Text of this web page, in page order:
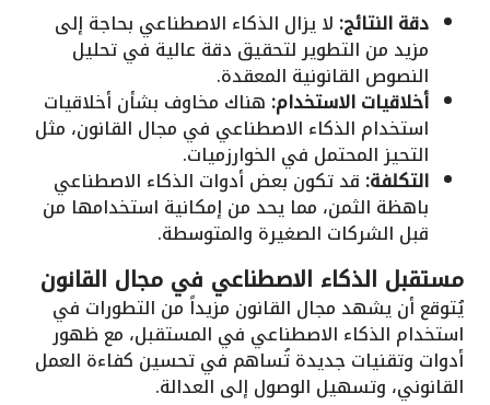
دقة النتائج: لا يزال الذكاء الاصطناعي بحاجة إلى
مزيد من التطوير لتحقيق دقة عالية في تحليل
النصوص القانونية المعقدة.
أخلاقيات الاستخدام: هناك مخاوف بشأن أخلاقيات
استخدام الذكاء الاصطناعي في مجال القانون، مثل
التحيز المحتمل في الخوارزميات.
التكلفة: قد تكون بعض أدوات الذكاء الاصطناعي
باهظة الثمن، مما يحد من إمكانية استخدامها من
قبل الشركات الصغيرة والمتوسطة.
مستقبل الذكاء الاصطناعي في مجال القانون
يُتوقع أن يشهد مجال القانون مزيداً من التطورات في
استخدام الذكاء الاصطناعي في المستقبل، مع ظهور
أدوات وتقنيات جديدة تُساهم في تحسين كفاءة العمل
القانوني، وتسهيل الوصول إلى العدالة.